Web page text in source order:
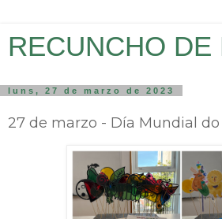
RECUNCHO DE
luns, 27 de marzo de 2023
27 de marzo - Día Mundial do